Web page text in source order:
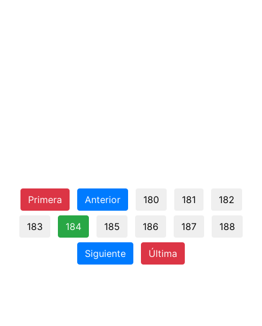
Primera Anterior 180 181 182
183 184 185 186 187 188
Siguiente Última